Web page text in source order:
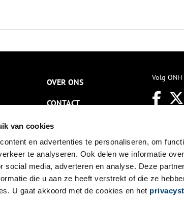
van cookies
en advertenties te personaliseren, om
te analyseren. Ook delen we informatie
social media, adverteren en analyse. Deze
die u aan ze heeft verstrekt of die ze
U gaat akkoord met de cookies en het
OVER ONS
CONTACT
NIEUWSBRIEF
DISCLAIMER
PRIVACY
TOEGANKELIJKHEID
Volg